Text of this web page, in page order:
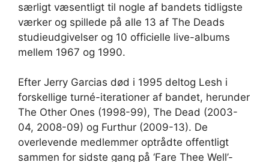
særligt væsentligt til nogle af bandets tidligste
værker og spillede på alle 13 af The Deads
studieudgivelser og 10 officielle live-albums
mellem 1967 og 1990.
Efter Jerry Garcias død i 1995 deltog Lesh i
forskellige turné-iterationer af bandet, herunder
The Other Ones (1998-99), The Dead (2003-
04, 2008-09) og Furthur (2009-13). De
overlevende medlemmer optrådte offentligt
sammen for sidste gang på ‘Fare Thee Well’-